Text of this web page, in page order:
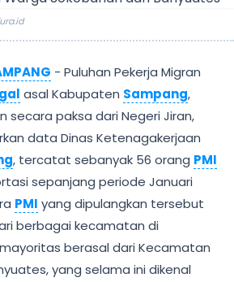
- Puluhan Pekerja Migran
asal Kabupaten Sampang,
secara paksa dari Negeri Jiran,
data Dinas Ketenagakerjaan
, tercatat sebanyak 56 orang PMI
sepanjang periode Januari
PMI yang dipulangkan tersebut
berbagai kecamatan di
berasal dari Kecamatan
yang selama ini dikenal